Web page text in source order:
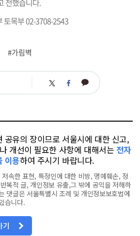
전했습니다.
토목부 02-3708-2543
#가림벽
트 페 카
공유의 장이므로 서울시에 대한 신고,
개선이 필요한 사항에 대해서는 전자
이용하여 주시기 바랍니다.
속한 표현, 특정인에 대한 비방, 명예훼손, 정
복적 글, 개인정보 유출,그 밖에 공익을 저해하
댓글은 서울특별시 조례 및 개인정보보호법에
습니다.
기